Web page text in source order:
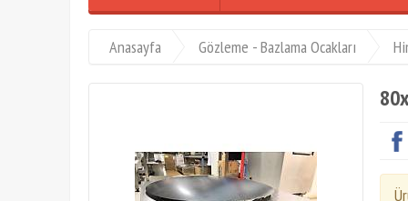
Anasayfa Gözleme - Bazlama Ocakları